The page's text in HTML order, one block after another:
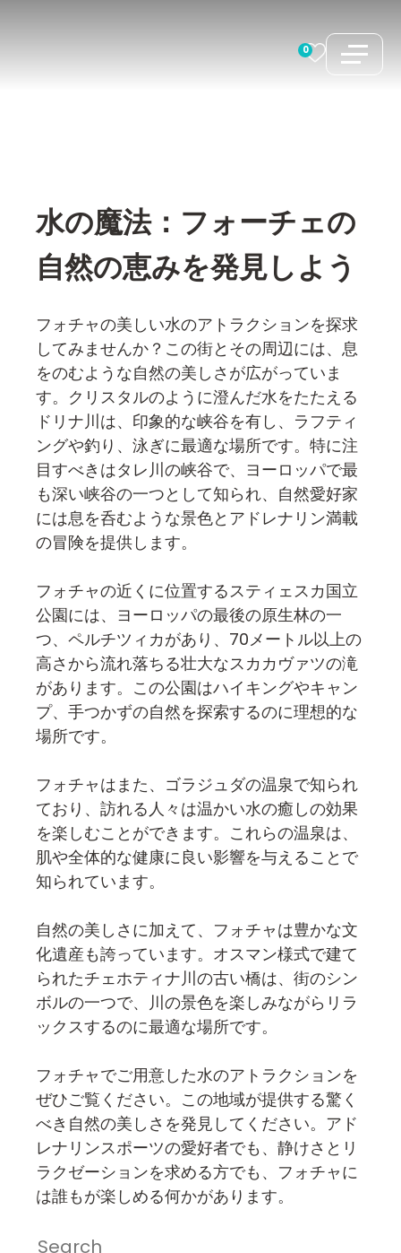
0
水の魔法：フォーチェの
自然の恵みを発見しよう
フォチャの美しい水のアトラクションを探求
してみませんか？この街とその周辺には、息
をのむような自然の美しさが広がっていま
す。クリスタルのように澄んだ水をたたえる
ドリナ川は、印象的な峡谷を有し、ラフティ
ングや釣り、泳ぎに最適な場所です。特に注
目すべきはタレ川の峡谷で、ヨーロッパで最
も深い峡谷の一つとして知られ、自然愛好家
には息を呑むような景色とアドレナリン満載
の冒険を提供します。
フォチャの近くに位置するスティェスカ国立
公園には、ヨーロッパの最後の原生林の一
つ、ペルチツィカがあり、70メートル以上の
高さから流れ落ちる壮大なスカカヴァツの滝
があります。この公園はハイキングやキャン
プ、手つかずの自然を探索するのに理想的な
場所です。
フォチャはまた、ゴラジュダの温泉で知られ
ており、訪れる人々は温かい水の癒しの効果
を楽しむことができます。これらの温泉は、
肌や全体的な健康に良い影響を与えることで
知られています。
自然の美しさに加えて、フォチャは豊かな文
化遺産も誇っています。オスマン様式で建て
られたチェホティナ川の古い橋は、街のシン
ボルの一つで、川の景色を楽しみながらリラ
ックスするのに最適な場所です。
フォチャでご用意した水のアトラクションを
ぜひご覧ください。この地域が提供する驚く
べき自然の美しさを発見してください。アド
レナリンスポーツの愛好者でも、静けさとリ
ラクゼーションを求める方でも、フォチャに
は誰もが楽しめる何かがあります。